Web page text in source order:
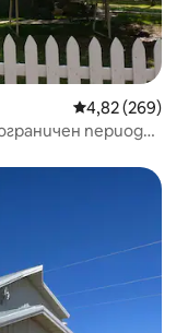
Средна
4,82 (269)
период